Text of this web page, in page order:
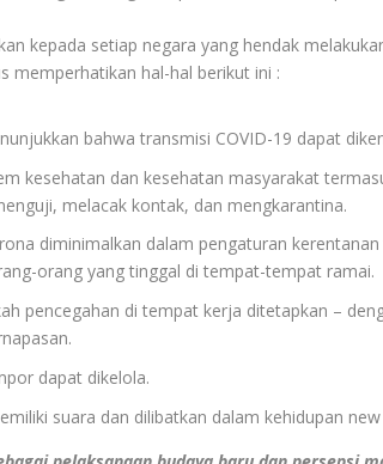
kepada setiap negara yang hendak
memperhatikan hal-hal berikut ini :
bahwa transmisi COVID-19 dapat
kesehatan dan kesehatan masyarakat
melacak kontak, dan mengkarantina.
diminimalkan dalam pengaturan
orang yang tinggal di tempat-tempat ramai.
pencegahan di tempat kerja ditetapkan –
dapat dikelola.
suara dan dilibatkan dalam kehidupan